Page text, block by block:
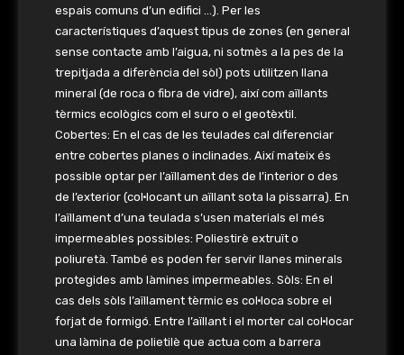
espais comuns d’un edifici …). Per les
característiques d’aquest tipus de zones (en general
sense contacte amb l’aigua, ni sotmès a la pes de la
trepitjada a diferència del sòl) pots utilitzen llana
mineral (de roca o fibra de vidre), així com aïllants
tèrmics ecològics com el suro o el geotèxtil.
Cobertes: En el cas de les teulades cal diferenciar
entre cobertes planes o inclinades. Així mateix és
possible optar per l’aïllament des de l’interior o des
de l’exterior (col·locant un aïllant sota la pissarra). En
l’aïllament d’una teulada s’usen materials el més
impermeables possibles: Poliestirè extruït o
poliuretà. També es poden fer servir llanes minerals
protegides amb làmines impermeables. Sòls: En el
cas dels sòls l’aïllament tèrmic es col·loca sobre el
forjat de formigó. Entre l’aïllant i el morter cal col·locar
una làmina de polietilè que actua com a barrera